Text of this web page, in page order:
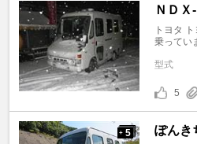
ＮＤＸ
トヨタ
乗ってい
型式
5
+ 5 ぽんき